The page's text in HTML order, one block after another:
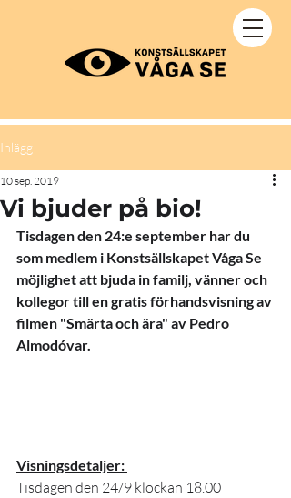
Inlägg
Vi bjuder på bio!
10 sep. 2019
Tisdagen den 24:e september har du
som medlem i Konstsällskapet Våga Se
möjlighet att bjuda in familj, vänner och
kollegor till en gratis förhandsvisning av
filmen "Smärta och ära" av Pedro
Almodóvar.
Visningsdetaljer:
Tisdagen den 24/9 klockan 18.00